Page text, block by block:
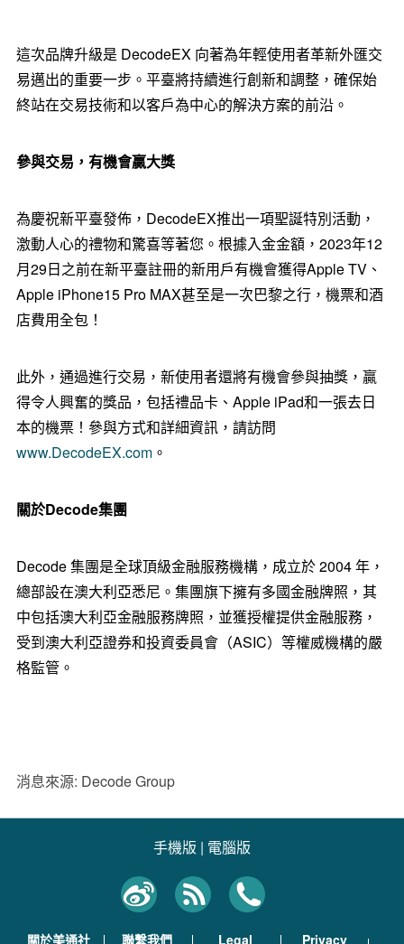
這次品牌升級是 DecodeEX 向著為年輕使用者革新外匯交
易邁出的重要一步。平臺將持續進行創新和調整，確保始
終站在交易技術和以客戶為中心的解決方案的前沿。
參與交易，有機會贏大獎
為慶祝新平臺發佈， DecodeEX推出一項聖誕特別活動，
激動人心的禮物和驚喜等著您。根據入金金額， 2023年12
月29日之前在新平臺註冊的新用戶有機會獲得Apple TV、
Apple iPhone15 Pro MAX甚至是一次巴黎之行，機票和酒
店費用全包！
此外，通過進行交易，新使用者還將有機會參與抽獎，贏
得令人興奮的獎品，包括禮品卡、 Apple iPad和一張去日
本的機票！參與方式和詳細資訊，請訪問
www.DecodeEX.com。
關於Decode集團
Decode集團是全球頂級金融服務機構，成立於2004年，
總部設在澳大利亞悉尼。集團旗下擁有多國金融牌照，其
中包括澳大利亞金融服務牌照，並獲授權提供金融服務，
受到澳大利亞證券和投資委員會（ASIC）等權威機構的嚴
格監管。
消息來源: Decode Group
手機版 | 電腦版
關於美通社 聯繫我們 Legal Privacy